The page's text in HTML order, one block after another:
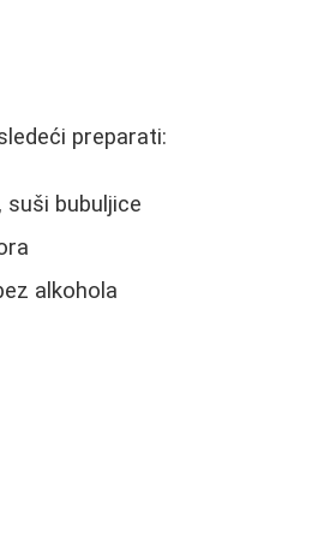
preparati:
bubuljice
alkohola